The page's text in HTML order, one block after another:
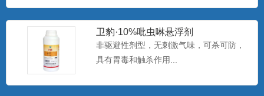
卫豹·10%吡虫啉悬浮剂
非驱避性剂型，无刺激气味，可杀可防，
具有胃毒和触杀作用...